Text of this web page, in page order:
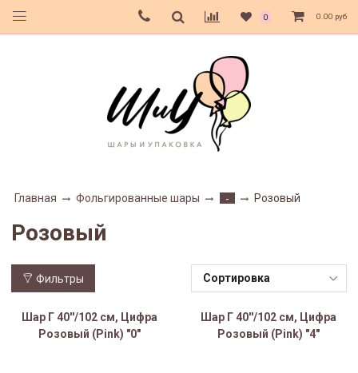
0 0.00 руб
Главная Фольгированные шары - Розовый
Розовый
Фильтры
Шар Г 40''/102 см, Цифра
Розовый (Pink) "0"
Шар Г 40''/102 см, Цифра
Розовый (Pink) "4"